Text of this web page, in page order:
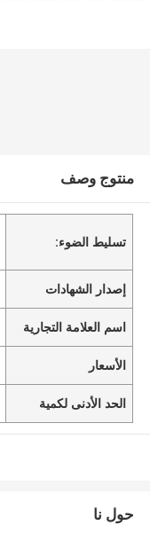
منتوج وصف
تسليط الضوء:
إصدار الشهادات
اسم العلامة التجارية
الأسعار
الحد الأدنى لكمية
حول نا